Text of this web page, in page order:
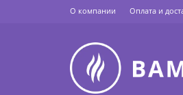
О компании Оплата и